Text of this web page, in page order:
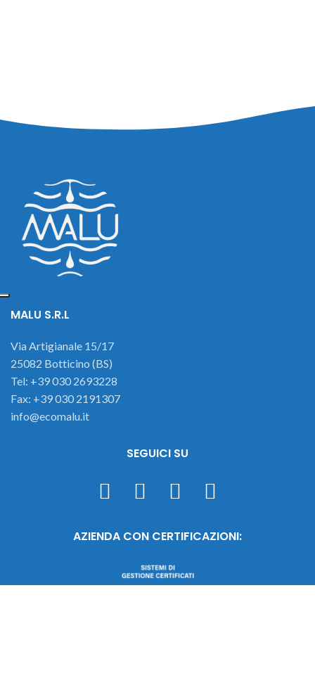
MALU S.R.L
Via Artigianale 15/17
25082 Botticino (BS)
Tel: +39 030 2693228
Fax: +39 030 2191307
info@ecomalu.it
SEGUICI SU
AZIENDA CON CERTIFICAZIONI: